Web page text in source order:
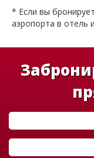
* Если вы
аэропорта в отель